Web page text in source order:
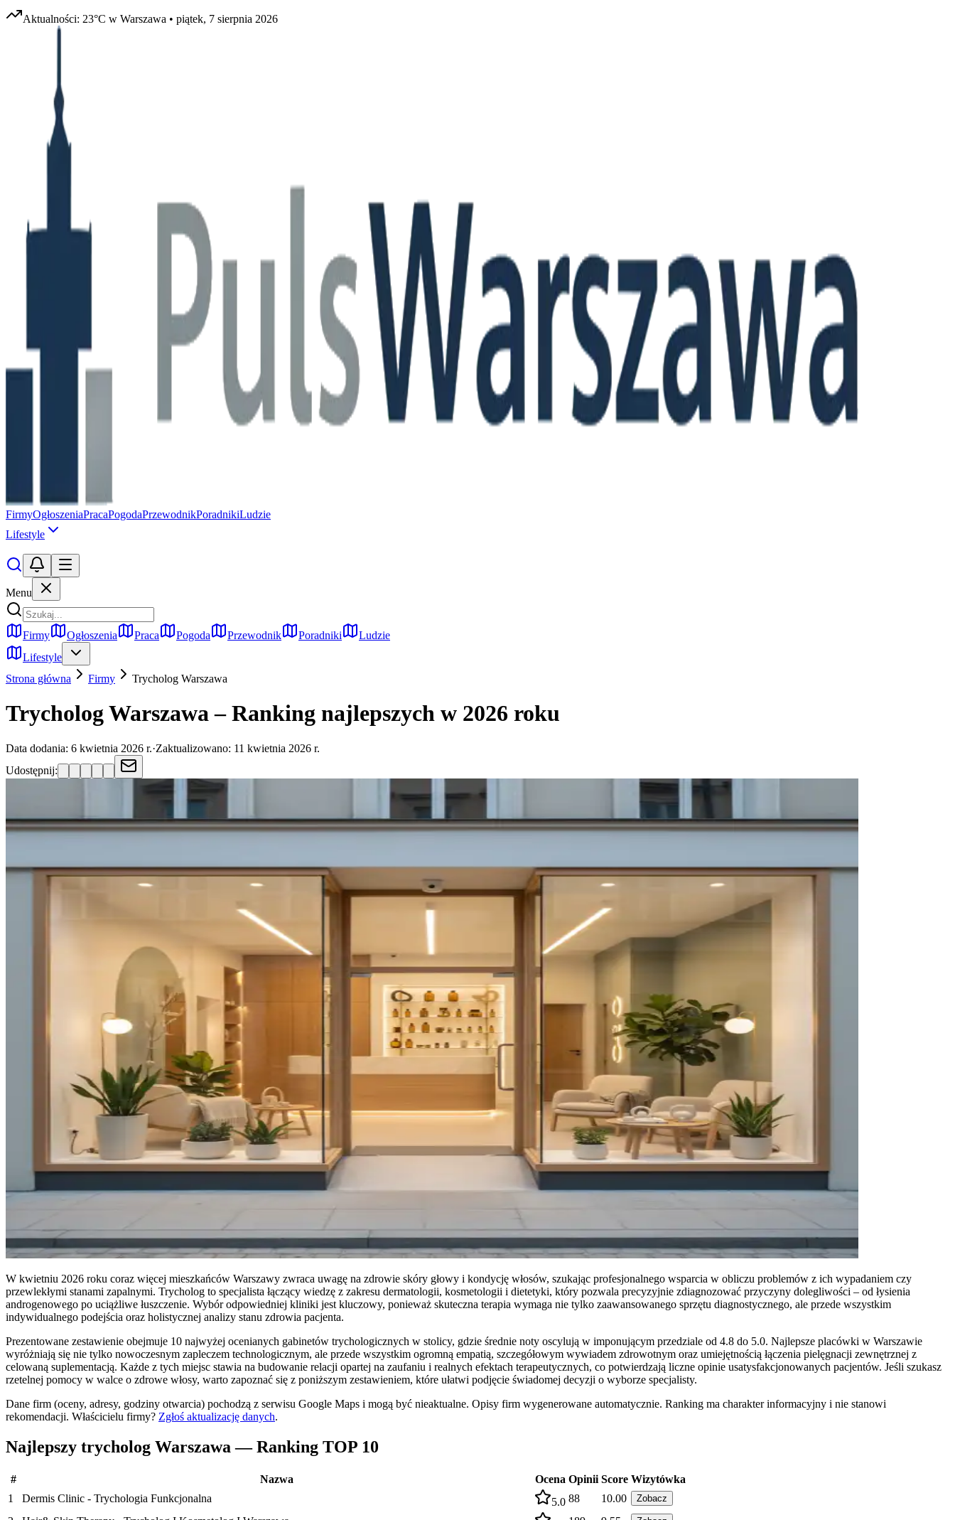
Aktualności: 23°C w Warszawa • piątek, 7 sierpnia 2026
FirmyOgłoszeniaPracaPogodaPrzewodnikPoradnikiLudzie
Lifestyle
Menu
Firmy Ogłoszenia Praca Pogoda Przewodnik Poradniki
Ludzie
Lifestyle
Strona główna
Firmy Trycholog Warszawa
Trycholog Warszawa – Ranking najlepszych w 2026 roku
Data dodania: 6 kwietnia 2026 r.·Zaktualizowano: 11 kwietnia 2026 r.
Udostępnij:
W kwietniu 2026 roku coraz więcej mieszkańców Warszawy zwraca uwagę na zdrowie skóry głowy i kondycję włosów, szukając profesjonalnego wsparcia w obliczu problemów z ich wypadaniem czy
przewlekłymi stanami zapalnymi. Trycholog to specjalista łączący wiedzę z zakresu dermatologii, kosmetologii i dietetyki, który pozwala precyzyjnie zdiagnozować przyczyny dolegliwości – od łysienia
androgenowego po uciążliwe łuszczenie. Wybór odpowiedniej kliniki jest kluczowy, ponieważ skuteczna terapia wymaga nie tylko zaawansowanego sprzętu diagnostycznego, ale przede wszystkim
indywidualnego podejścia oraz holistycznej analizy stanu zdrowia pacjenta.
Prezentowane zestawienie obejmuje 10 najwyżej ocenianych gabinetów trychologicznych w stolicy, gdzie średnie noty oscylują w imponującym przedziale od 4.8 do 5.0. Najlepsze placówki w Warszawie
wyróżniają się nie tylko nowoczesnym zapleczem technologicznym, ale przede wszystkim ogromną empatią, szczegółowym wywiadem zdrowotnym oraz umiejętnością łączenia pielęgnacji zewnętrznej z
celowaną suplementacją. Każde z tych miejsc stawia na budowanie relacji opartej na zaufaniu i realnych efektach terapeutycznych, co potwierdzają liczne opinie usatysfakcjonowanych pacjentów. Jeśli szukasz
rzetelnej pomocy w walce o zdrowe włosy, warto zapoznać się z poniższym zestawieniem, które ułatwi podjęcie świadomej decyzji o wyborze specjalisty.
Dane firm (oceny, adresy, godziny otwarcia) pochodzą z serwisu Google Maps i mogą być nieaktualne. Opisy firm wygenerowane automatycznie. Ranking ma charakter informacyjny i nie stanowi
rekomendacji. Właścicielu firmy? Zgłoś aktualizację danych.
Najlepszy trycholog Warszawa — Ranking TOP 10
# Nazwa Ocena Opinii Score Wizytówka
1
Dermis Clinic - Trychologia Funkcjonalna 5.0 88 10.00 Zobacz